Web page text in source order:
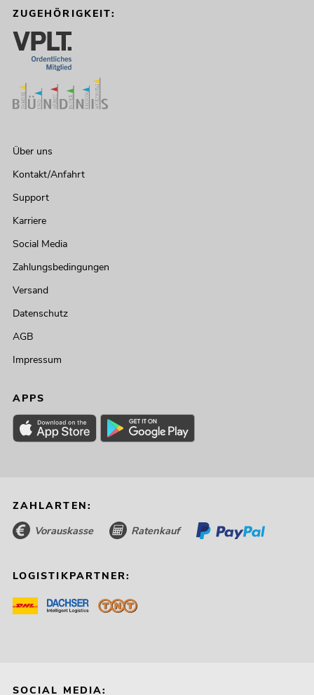
449,00
Mischverstärker
ZUGEHÖRIGKEIT:
Über uns
Kontakt/Anfahrt
Support
Karriere
Social Media
Zahlungsbedingungen
Versand
Datenschutz
AGB
Impressum
APPS
ZAHLARTEN:
Vorauskasse Ratenkauf
LOGISTIKPARTNER:
SOCIAL MEDIA: